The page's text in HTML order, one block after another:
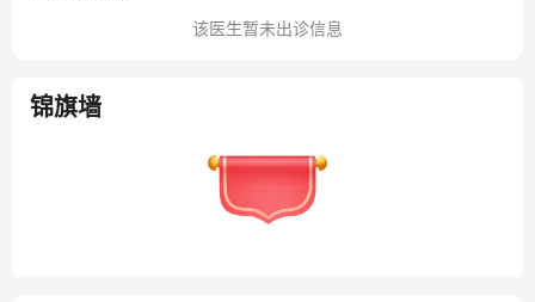
该医生暂未出诊信息
锦旗墙